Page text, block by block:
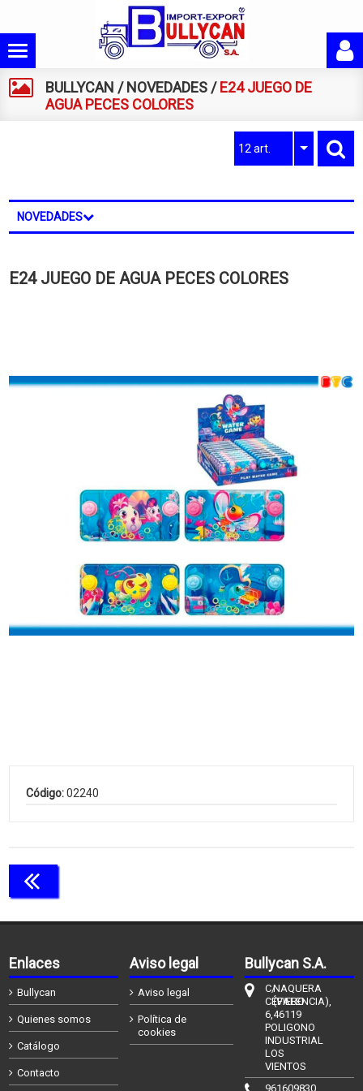
BULLYCAN /NOVEDADES /E24 JUEGO DE
AGUA PECES COLORES
12 art.
NOVEDADES
E24 JUEGO DE AGUA PECES COLORES
Código:02240
Enlaces
Bullycan
Quienes somos
Catálogo
Contacto
Aviso legal
Aviso legal
Política de
cookies
Bullycan S.A.
C/
CÉFIERO
6,
POLIGONO
INDUSTRIAL
LOS
VIENTOS
NAQUERA
(VALENCIA),
46119
961609830